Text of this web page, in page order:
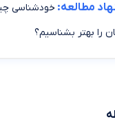
مطالعه: خودشناسی
را بهتر بشناسیم؟